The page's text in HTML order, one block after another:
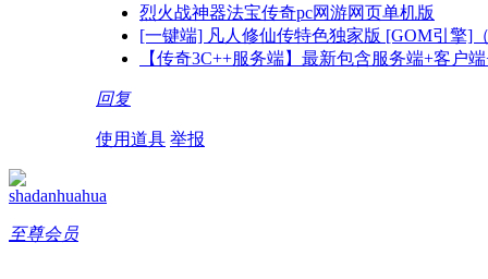
烈火战神器法宝传奇pc网游网页单机版
[一键端] 凡人修仙传特色独家版 [GOM引擎]
【传奇3C++服务端】最新包含服务端+客户
回复
使用道具 举报
shadanhuahua
至尊会员